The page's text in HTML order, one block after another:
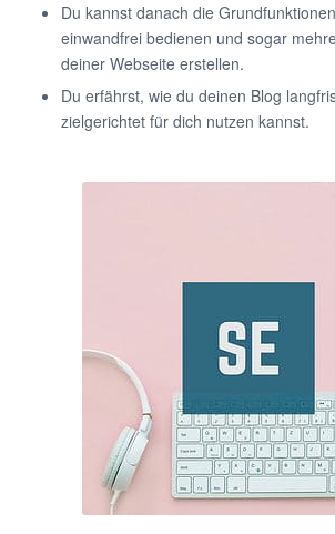
Du kannst danach die
einwandfrei bedienen und sogar
deiner Webseite erstellen.
Du erfährst, wie du deinen Blog
zielgerichtet für dich nutzen kannst.